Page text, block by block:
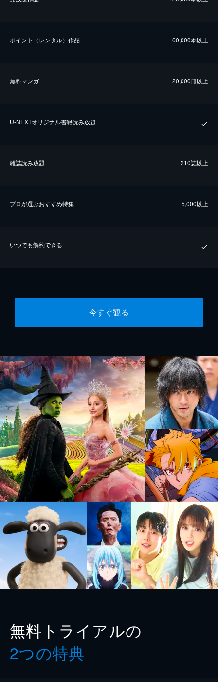
ポイント（レンタル）作品 60,000本以上
無料マンガ 20,000冊以上
U-NEXTオリジナル書籍読み放題
雑誌読み放題 210誌以上
プロが選ぶおすすめ特集 5,000以上
いつでも解約できる
今すぐ観る
無料トライアルの
2つの特典